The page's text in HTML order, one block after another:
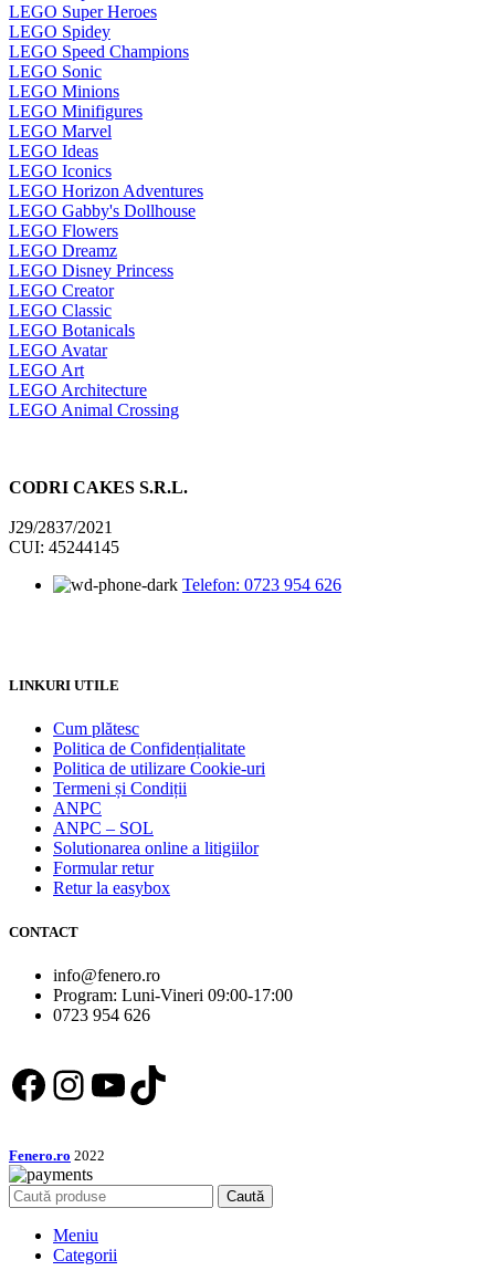
LEGO Super Heroes
LEGO Spidey
LEGO Speed Champions
LEGO Sonic
LEGO Minions
LEGO Minifigures
LEGO Marvel
LEGO Ideas
LEGO Iconics
LEGO Horizon Adventures
LEGO Gabby's Dollhouse
LEGO Flowers
LEGO Dreamz
LEGO Disney Princess
LEGO Creator
LEGO Classic
LEGO Botanicals
LEGO Avatar
LEGO Art
LEGO Architecture
LEGO Animal Crossing
CODRI CAKES S.R.L.
J29/2837/2021
CUI: 45244145
Telefon: 0723 954 626
LINKURI UTILE
Cum plătesc
Politica de Confidențialitate
Politica de utilizare Cookie-uri
Termeni și Condiții
ANPC
ANPC – SOL
Solutionarea online a litigiilor
Formular retur
Retur la easybox
CONTACT
info@fenero.ro
Program: Luni-Vineri 09:00-17:00
0723 954 626
Facebook
Instagram
YouTube
TikTok
Fenero.ro 2022
Caută
Meniu
Categorii